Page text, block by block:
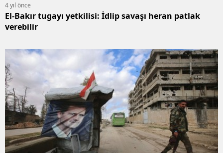
4 yıl önce
El-Bakır tugayı yetkilisi: İdlip savaşı heran patlak
verebilir